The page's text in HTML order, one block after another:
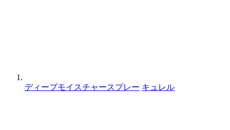
ディープモイスチャースプレー キュレル